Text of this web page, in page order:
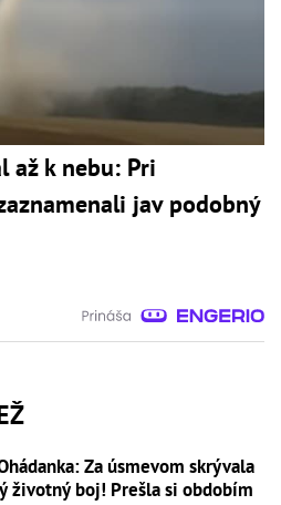
až k nebu: Pri
jav podobný
Za úsmevom skrývala
životný boj! Prešla si obdobím